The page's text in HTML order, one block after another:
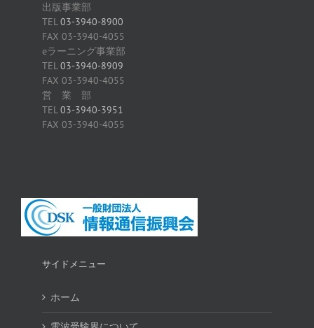
出版事業部
TEL03-3940-8900
FAX 03-3940-4055
eラーニング事業部
TEL03-3940-8909
FAX 03-3940-4055
営 業 部
TEL03-3940-3951
FAX 03-3940-4055
サイドメニュー
ホーム